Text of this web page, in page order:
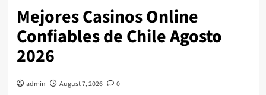
Mejores Casinos Online
Confiables de Chile Agosto
2026
admin August 7, 2026 0